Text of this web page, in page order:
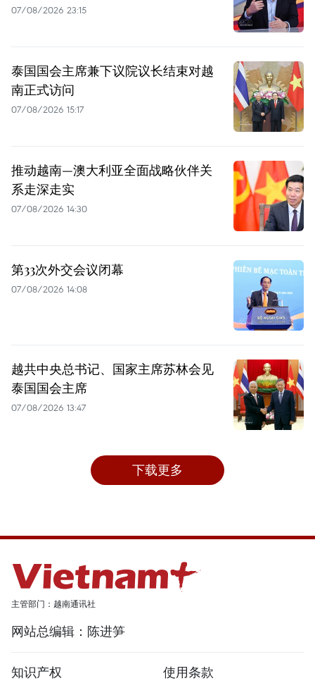
07/08/2026 23:15
泰国国会主席兼下议院议长结束对越
南正式访问
07/08/2026 15:17
推动越南—澳大利亚全面战略伙伴关
系走深走实
07/08/2026 14:30
第33次外交会议闭幕
07/08/2026 14:08
越共中央总书记、国家主席苏林会见
泰国国会主席
07/08/2026 13:47
下载更多
主管部门：越南通讯社
网站总编辑：陈进笋
知识产权 使用条款